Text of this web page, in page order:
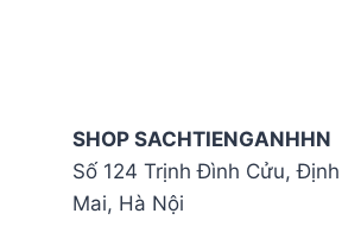
SHOP SACHTIENGANHHN
Số 124 Trịnh Đình Cửu,
Mai, Hà Nội